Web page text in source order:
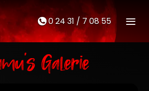
t0 24 31 / 7 08 55 M
Galerie